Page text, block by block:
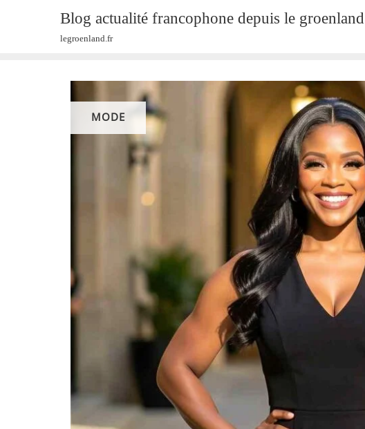
Blog actualité francophone depuis le groenland
legroenland.fr
MODE